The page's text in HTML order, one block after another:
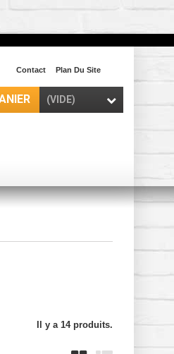
Contact Plan Du Site
(VIDE)
Il y a 14 produits.